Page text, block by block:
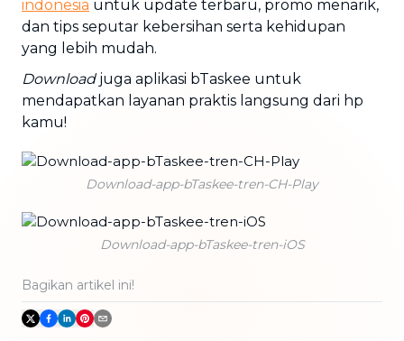
indonesia untuk update terbaru, promo menarik,
dan tips seputar kebersihan serta kehidupan
yang lebih mudah.
Downloadjuga aplikasi bTaskee untuk
mendapatkan layanan praktis langsung dari hp
kamu!
Download-app-bTaskee-tren-CH-Play
Download-app-bTaskee-tren-iOS
Bagikan artikel ini!